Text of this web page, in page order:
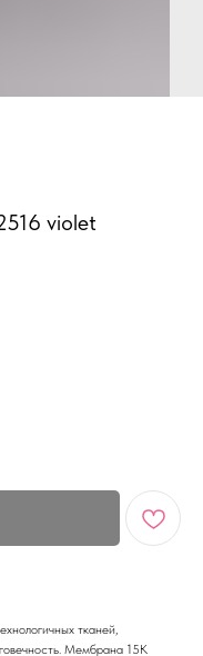
violet
тканей,
Мембрана 15K